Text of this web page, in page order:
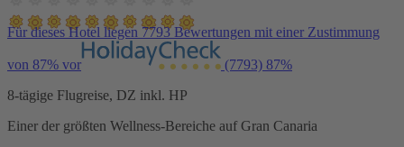
Für dieses Hotel liegen 7793 Bewertungen mit einer Zustimmung
von 87% vor (7793) 87%
8-tägige Flugreise, DZ inkl. HP
Einer der größten Wellness-Bereiche auf Gran Canaria